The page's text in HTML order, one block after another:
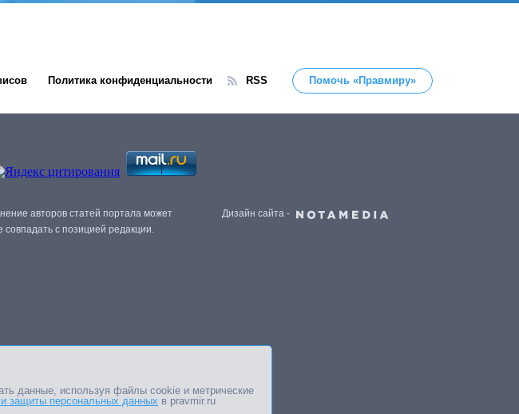
Политика конфиденциальности RSS Помочь «Правмиру»
авторов статей портала может
совпадать с позицией редакции.
Дизайн сайта -
данные, используя файлы cookie и метрические
и защиты персональных данных в pravmir.ru